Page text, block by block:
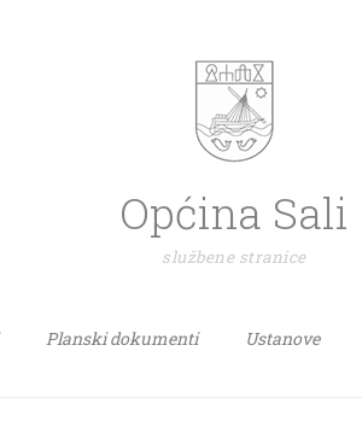
Općina Sali
službene stranice
Planski dokumenti Ustanove